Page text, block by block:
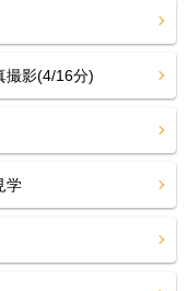
撮影(4/16分)
学